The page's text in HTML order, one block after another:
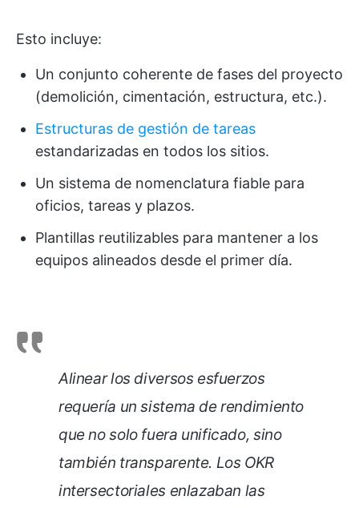
Esto incluye:
Un conjunto coherente de fases del proyecto
(demolición, cimentación, estructura, etc.).
Estructuras de gestión de tareas
estandarizadas en todos los sitios.
Un sistema de nomenclatura fiable para
oficios, tareas y plazos.
Plantillas reutilizables para mantener a los
equipos alineados desde el primer día.
Alinear los diversos esfuerzos
requería un sistema de rendimiento
que no solo fuera unificado, sino
también transparente. Los OKR
intersectoriales enlazaban las